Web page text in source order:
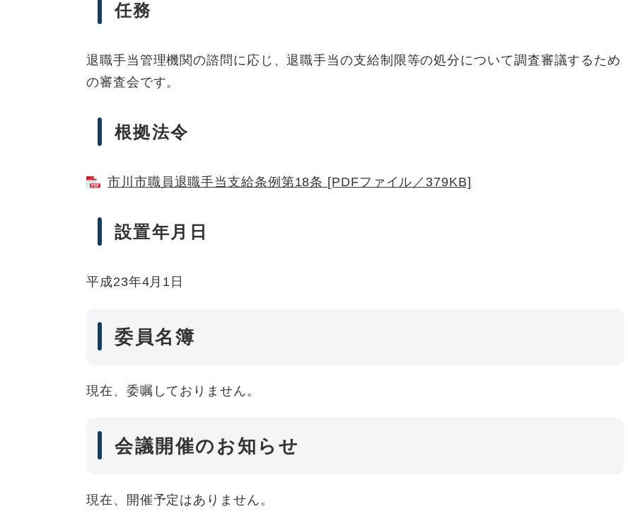
任務
退職手当管理機関の諮問に応じ、退職手当の支給制限等の処分について調査審議するため
の審査会です。
根拠法令
市川市職員退職手当支給条例第18条 [PDFファイル／379KB]
設置年月日
平成23年4月1日
委員名簿
現在、委嘱しておりません。
会議開催のお知らせ
現在、開催予定はありません。